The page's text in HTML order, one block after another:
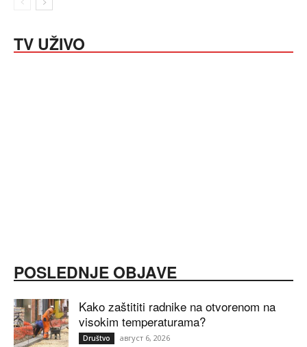
TV UŽIVO
POSLEDNJE OBJAVE
Kako zaštititi radnike na otvorenom na
visokim temperaturama?
Društvo август 6, 2026